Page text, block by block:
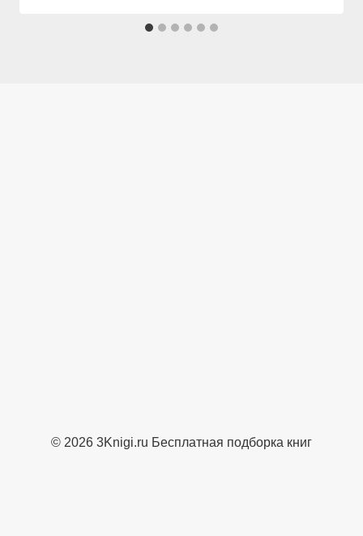
© 2026 3Knigi.ru Бесплатная подборка книг